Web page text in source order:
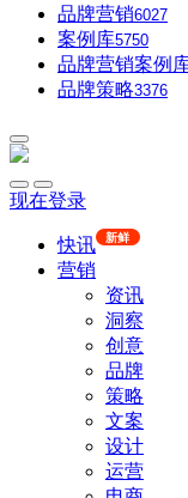
品牌营销6027
案例库5750
品牌营销案例
品牌策略3376
现在登录
快讯 新鲜
营销
资讯
洞察
创意
品牌
策略
文案
设计
运营